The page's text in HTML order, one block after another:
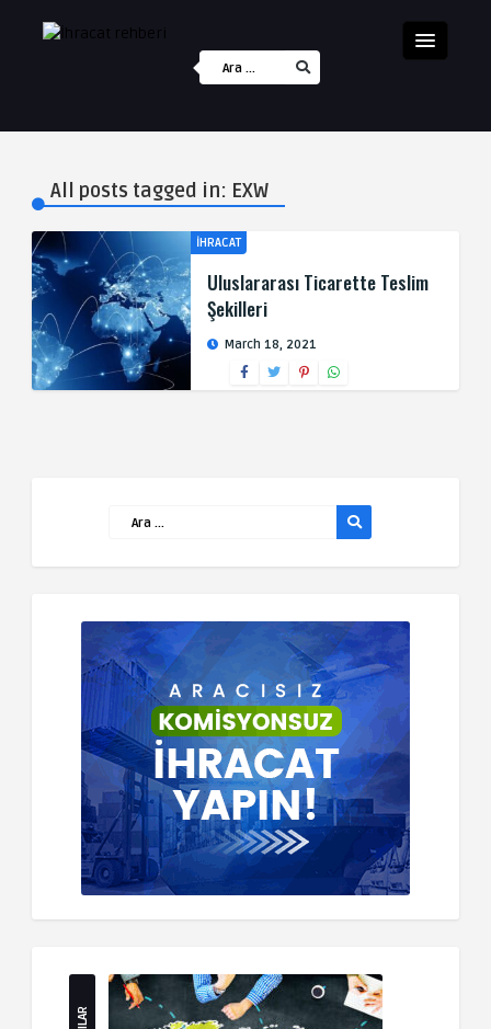
All posts tagged in: EXW
İHRACAT
Uluslararası Ticarette Teslim
Şekilleri
March 18, 2021